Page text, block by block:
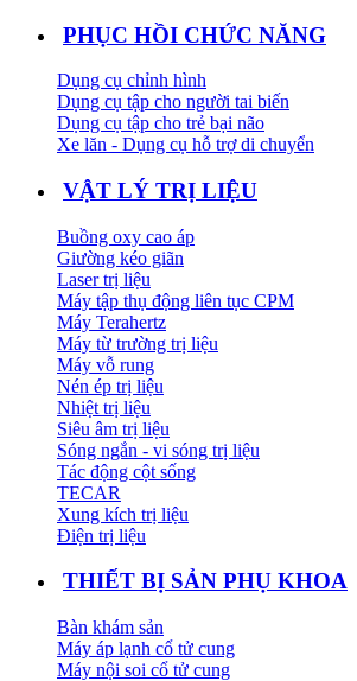
PHỤC HỒI CHỨC NĂNG
Dụng cụ chỉnh hình
Dụng cụ tập cho người tai biến
Dụng cụ tập cho trẻ bại não
Xe lăn - Dụng cụ hỗ trợ di chuyển
VẬT LÝ TRỊ LIỆU
Buồng oxy cao áp
Giường kéo giãn
Laser trị liệu
Máy tập thụ động liên tục CPM
Máy Terahertz
Máy từ trường trị liệu
Máy vỗ rung
Nén ép trị liệu
Nhiệt trị liệu
Siêu âm trị liệu
Sóng ngắn - vi sóng trị liệu
Tác động cột sống
TECAR
Xung kích trị liệu
Điện trị liệu
THIẾT BỊ SẢN PHỤ KHOA
Bàn khám sản
Máy áp lạnh cổ tử cung
Máy nội soi cổ tử cung